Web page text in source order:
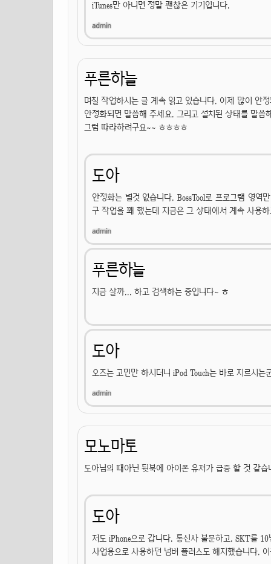
iTunes만 아니면 정말 괜찮은 기기입니다.
푸른하늘
며칠 작업하시는 글 계속 읽고 있습니다. 이제 많이 안
안정화되면 말씀해 주세요. 그리고 설치된 상태를 말씀
그럼 따라하려구요~~ ㅎㅎㅎㅎ
도아
안정화는 별것 없습니다. BossTool로 프로그램 영
구 작업을 꽤 했는데 지금은 그 상태에서 계속 사용
푸른하늘
지금 살까... 하고 검색하는 중입니다~ ㅎ
도아
오즈는 고민만 하시더니 iPod Touch는 바로 지르시는
모노마토
도아님의 때아닌 뒷북에 아이폰 유저가 급증 할 것 같
도아
저도 iPhone으로 갑니다. 통신사 불문하고. SKT를
사업용으로 사용하던 넘버 플러스도 해지했습니다.